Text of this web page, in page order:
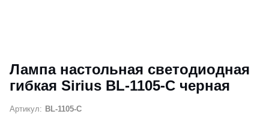
Лампа настольная светодиодная
гибкая Sirius BL-1105-C черная
Артикул: BL-1105-C